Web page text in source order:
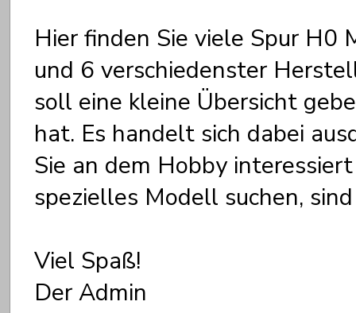
Hier finden Sie viele Spur H0
und 6 verschiedenster
soll eine kleine Übersicht
hat. Es handelt sich dabei
Sie an dem Hobby
spezielles Modell suchen,
Viel Spaß!
Der Admin